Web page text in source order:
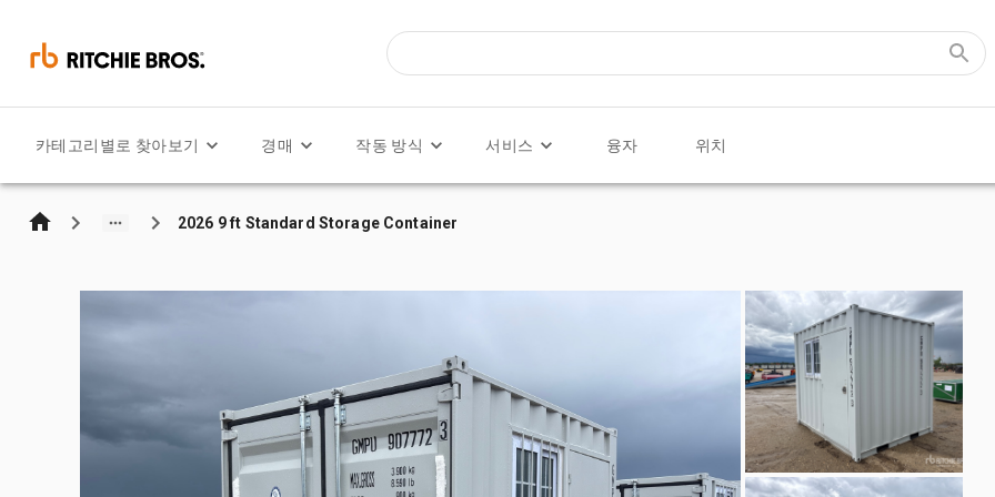
카테고리별로 찾아보기 경매 작동 방식 서비스 융자 위치
2026 9 ft Standard Storage Container